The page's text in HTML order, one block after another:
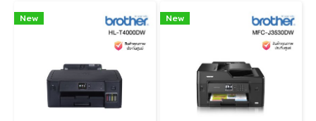
New New